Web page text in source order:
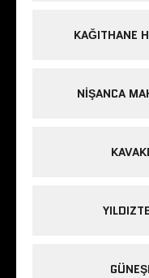
KAĞITHANE
NIŞANCA